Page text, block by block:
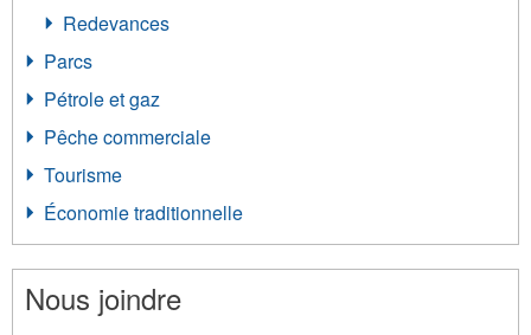
Redevances
Parcs
Pétrole et gaz
Pêche commerciale
Tourisme
Économie traditionnelle
Nous joindre